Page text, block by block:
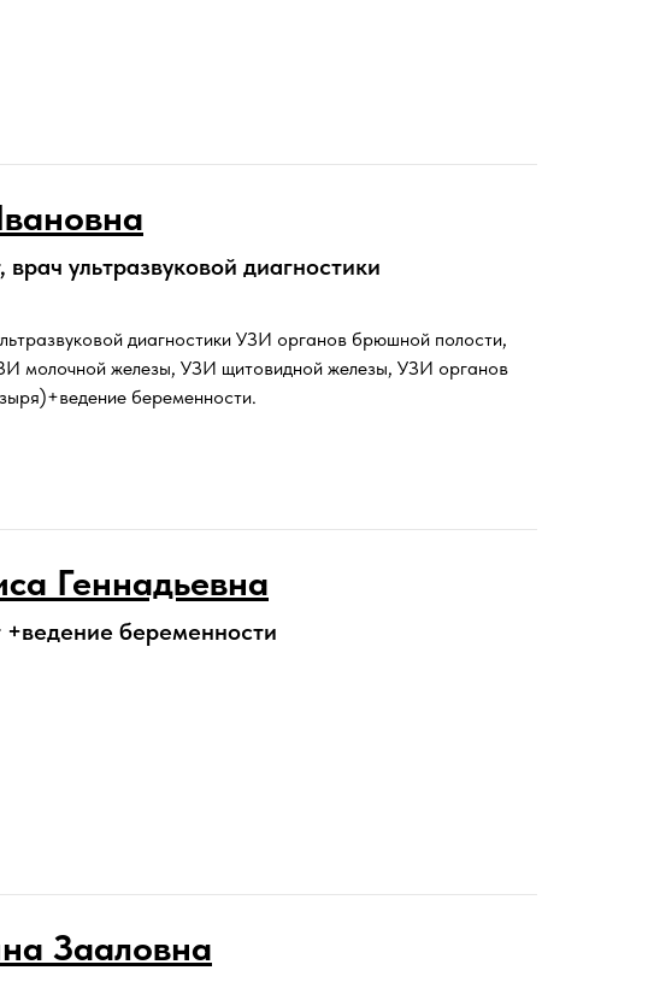
ультразвуковой диагностики
диагностики УЗИ органов брюшной полости,
молочной железы, УЗИ щитовидной железы, УЗИ органов
беременности.
Геннадьевна
беременности
Зааловна